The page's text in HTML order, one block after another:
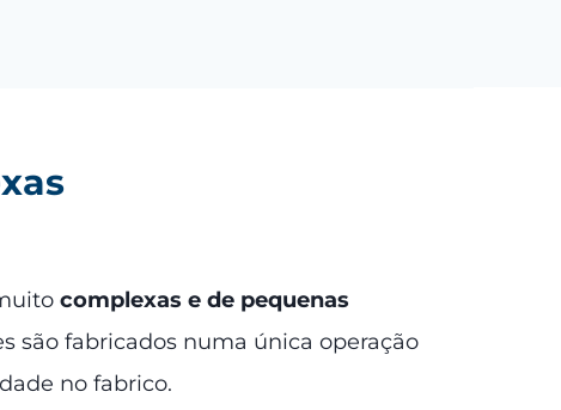
complexas e de pequenas
são fabricados numa única operação
no fabrico.